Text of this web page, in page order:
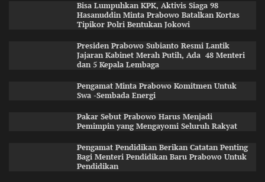
Bisa Lumpuhkan KPK, Aktivis Siaga 98
Hasanuddin Minta Prabowo Batalkan Kortas
Tipikor Polri Bentukan Jokowi
Presiden Prabowo Subianto Resmi Lantik
Jajaran Kabinet Merah Putih, Ada 48 Menteri
dan 5 Kepala Lembaga
Pengamat Minta Prabowo Komitmen Untuk
Swa -Sembada Energi
Pakar Sebut Prabowo Harus Menjadi
Pemimpin yang Mengayomi Seluruh Rakyat
Pengamat Pendidikan Berikan Catatan Penting
Bagi Menteri Pendidikan Baru Prabowo Untuk
Pendidikan